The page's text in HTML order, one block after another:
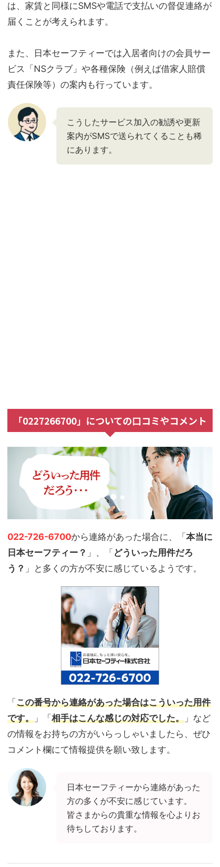
は、家賃と同様にSMSや電話で支払いの督促連絡が
届くことが考えられます。
また、日本セーフティーでは入居者向けの会員サー
ビス「NSクラブ」や各種保険（例えば借家人賠償
責任保険等）の案内も行っています。
こうしたサービス加入の勧誘や更新
案内がSMSで送られてくることも稀
にあります。
「0227266700」についての口コミやコメント
022-726-6700から連絡があった場合に、「 本当に
日本セーフティー？ 」、「 どういった用件だろ
う？ 」と多くの方が不安に感じているようです。
「 この番号から連絡があった場合はこういった用件
です。 」「 相手はこんな感じの対応でした。 」など
の情報をお持ちの方がいらっしゃいましたら、ぜひ
コメント欄にて情報提供を願い致します。
日本セーフティーから連絡があった
方の多くが不安に感じています。
皆さまからの貴重な情報を心よりお
待ちしております。